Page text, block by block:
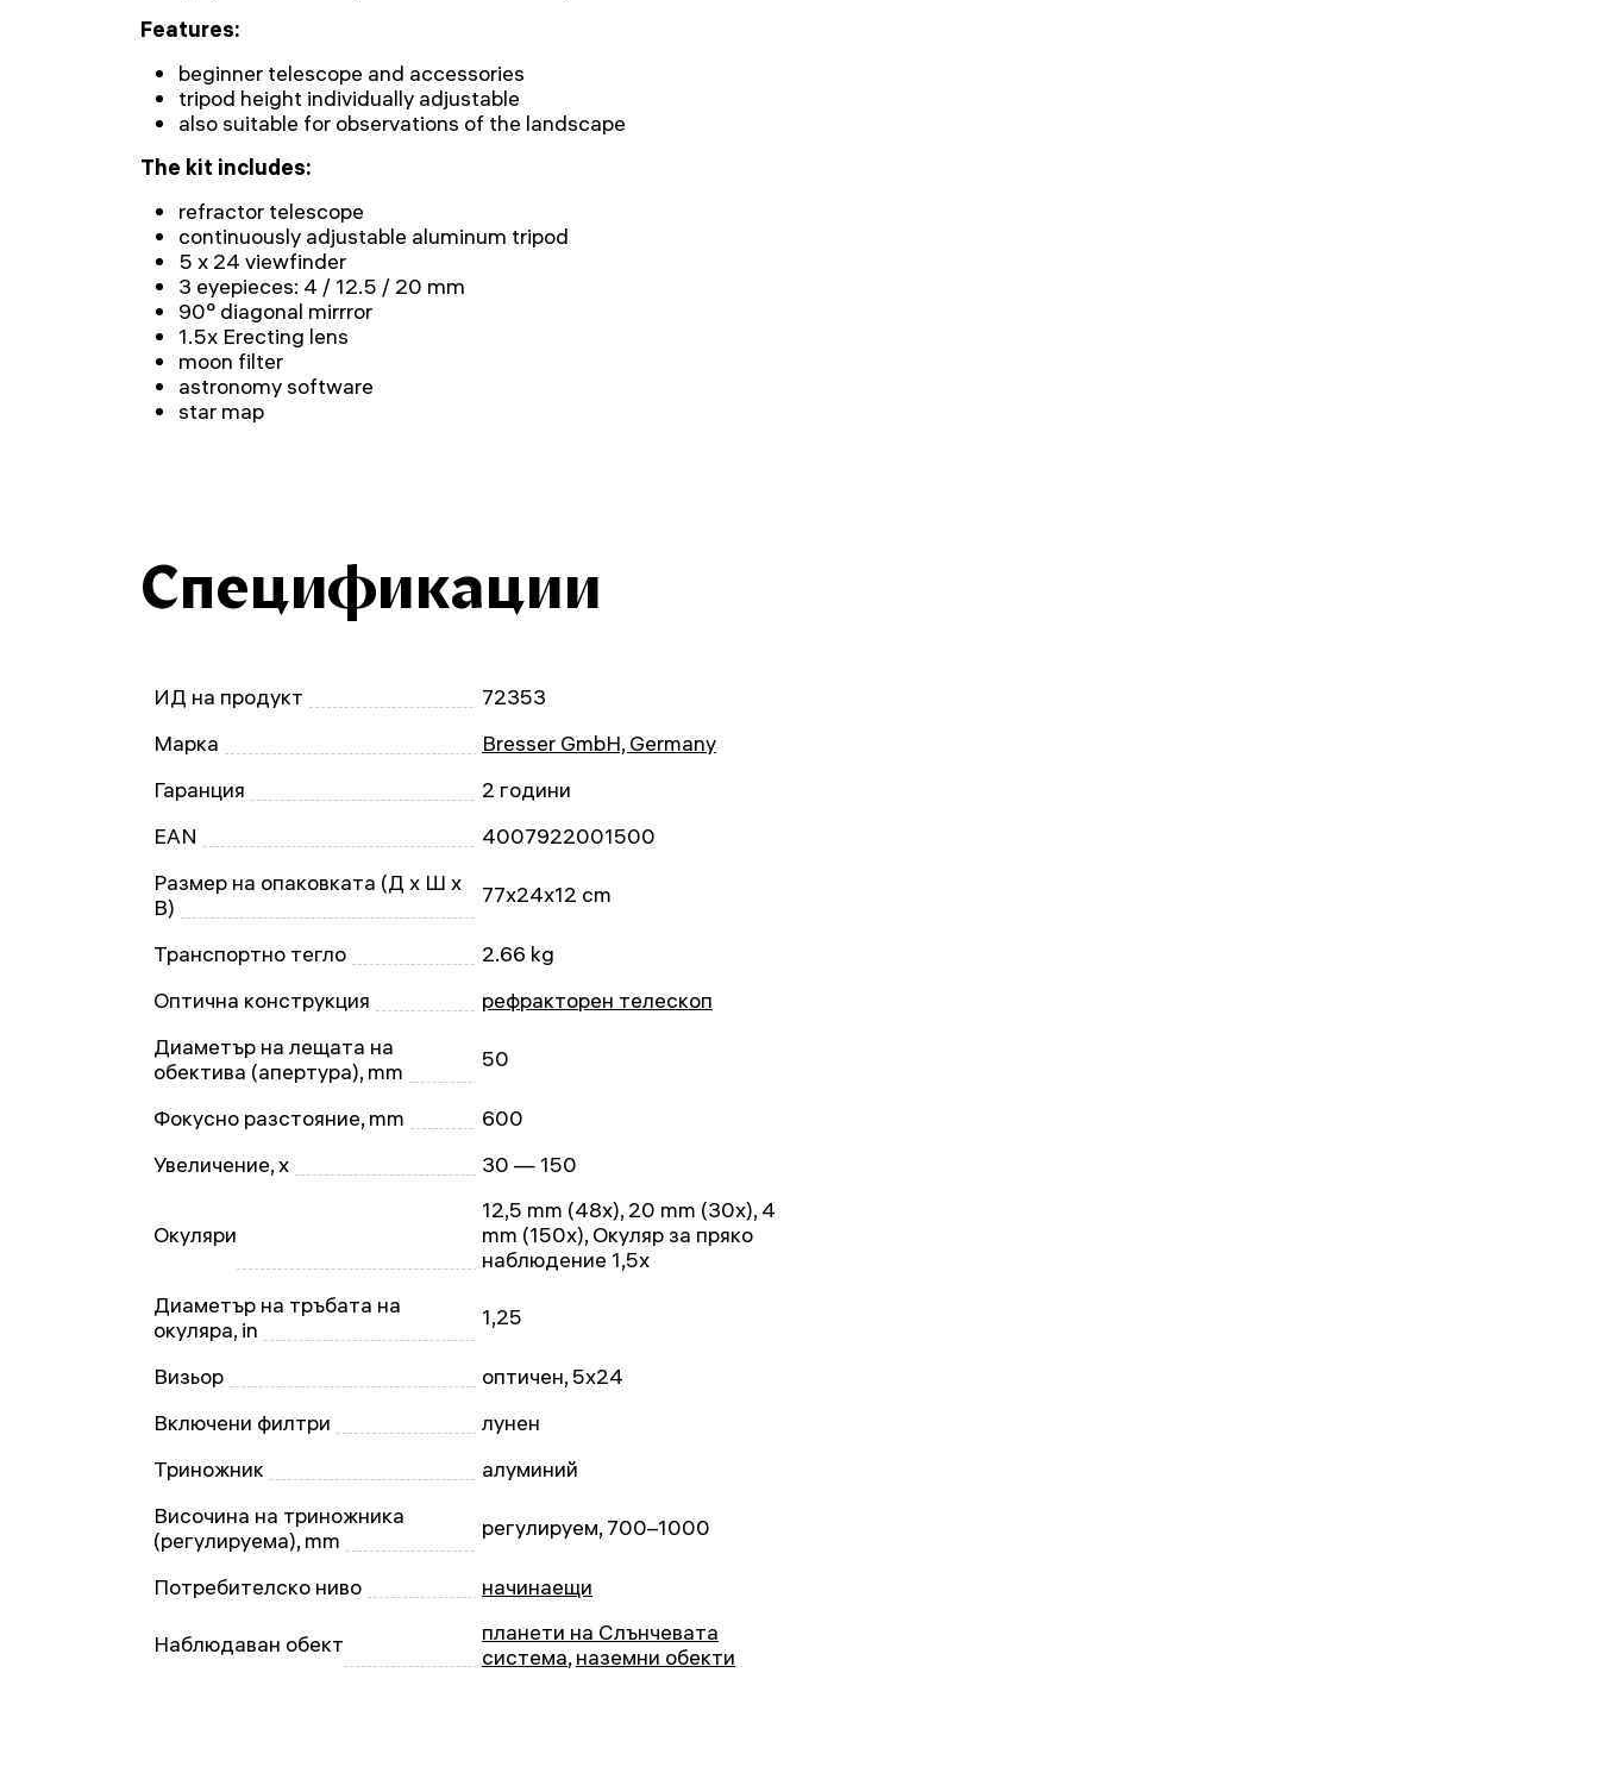
Features:
beginner telescope and accessories
tripod height individually adjustable
also suitable for observations of the landscape
The kit includes:
refractor telescope
continuously adjustable aluminum tripod
5 x 24 viewfinder
3 eyepieces: 4 / 12.5 / 20 mm
90° diagonal mirrror
1.5x Erecting lens
moon filter
astronomy software
star map
Спецификации
ИД на продукт
72353
Марка
Bresser GmbH, Germany
Гаранция
2 години
EAN
4007922001500
Размер на опаковката (Д x Ш x
В)
77x24x12 cm
Транспортно тегло
2.66 kg
Оптична конструкция
рефракторен телескоп
Диаметър на лещата на
обектива (апертура), mm
50
Фокусно разстояние, mm
600
Увеличение, x
30 — 150
Окуляри
12,5 mm (48х), 20 mm (30х), 4
mm (150х), Окуляр за пряко
наблюдение 1,5x
Диаметър на тръбата на
окуляра, in
1,25
Визьор
оптичен, 5x24
Включени филтри
лунен
Триножник
алуминий
Височина на триножника
(регулируема), mm
регулируем, 700–1000
Потребителско ниво начинаещи
Наблюдаван обект
планети на Слънчевата
система, наземни обекти